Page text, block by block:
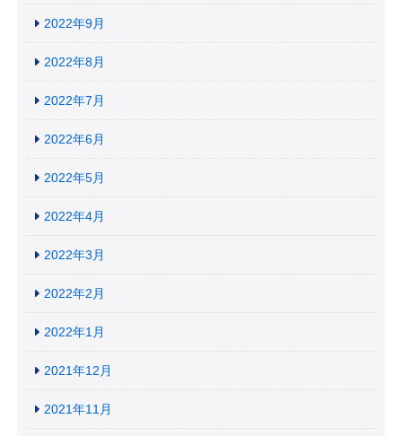
2022年9月
2022年8月
2022年7月
2022年6月
2022年5月
2022年4月
2022年3月
2022年2月
2022年1月
2021年12月
2021年11月